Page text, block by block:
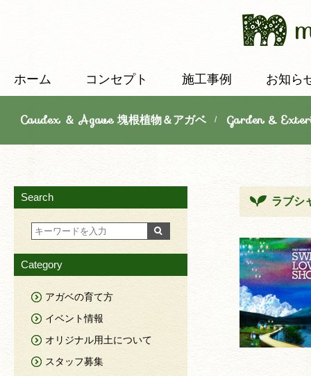
ホーム コンセプト 施工事例 お知ら
Caudex ＆ Agave 塊根植物＆アガベ/Garden &
ラブシ
Search
Category
アガベの育て方
イベント情報
オリジナル用土について
スタッフ募集